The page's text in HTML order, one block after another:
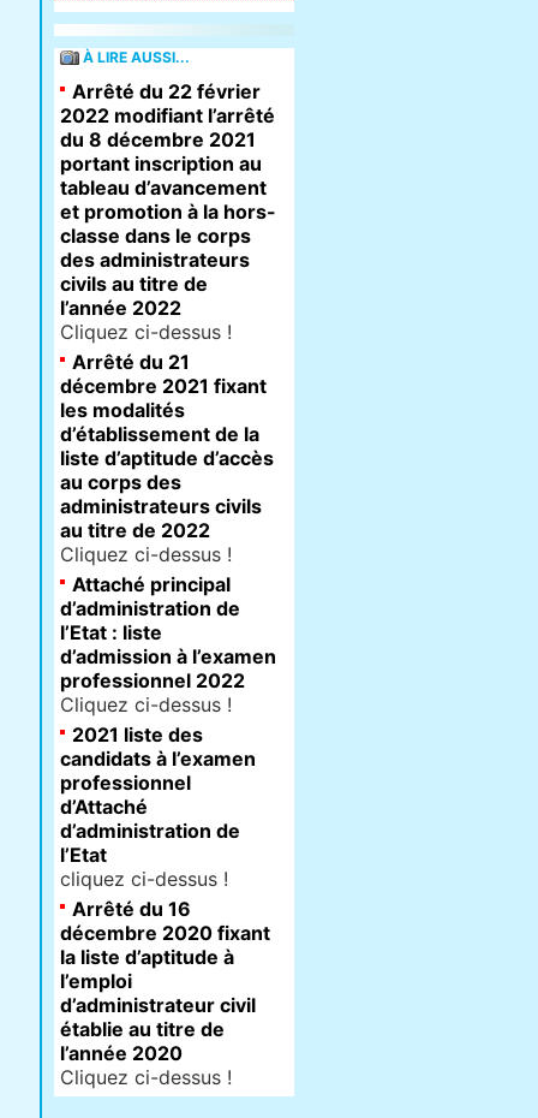
À LIRE AUSSI...
Arrêté du 22 février
2022 modifiant l’arrêté
du 8 décembre 2021
portant inscription au
tableau d’avancement
et promotion à la hors-
classe dans le corps
des administrateurs
civils au titre de
l’année 2022
Cliquez ci-dessus !
Arrêté du 21
décembre 2021 fixant
les modalités
d’établissement de la
liste d’aptitude d’accès
au corps des
administrateurs civils
au titre de 2022
Cliquez ci-dessus !
Attaché principal
d’administration de
l’Etat : liste
d’admission à l’examen
professionnel 2022
Cliquez ci-dessus !
2021 liste des
candidats à l’examen
professionnel
d’Attaché
d’administration de
l’Etat
cliquez ci-dessus !
Arrêté du 16
décembre 2020 fixant
la liste d’aptitude à
l’emploi
d’administrateur civil
établie au titre de
l’année 2020
Cliquez ci-dessus !